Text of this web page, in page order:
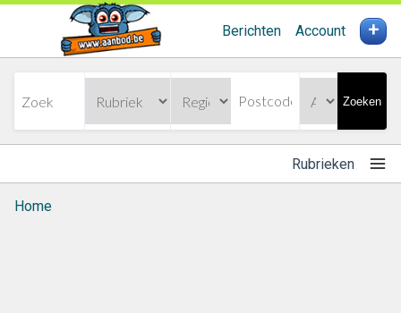
Berichten Account +
Zoeken
Rubrieken
Home